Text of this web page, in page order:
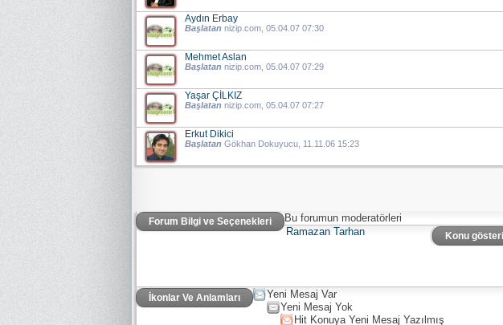
Aydın Erbay
Başlatan nizip.com, 05.04.07 07:30
Mehmet Aslan
Başlatan nizip.com, 05.04.07 07:29
Yaşar ÇİLKIZ
Başlatan nizip.com, 05.04.07 07:27
Erkut Dikici
Başlatan Gökhan Dokuyucu, 11.11.06 15:23
Forum Bilgi ve Seçenekleri
Bu forumun moderatörleri
Ramazan Tarhan
Konu
İkonlar Ve Anlamları
Yeni Mesaj Var
Yeni Mesaj Yok
Hit Konuya Yeni Mesaj Yazılmış